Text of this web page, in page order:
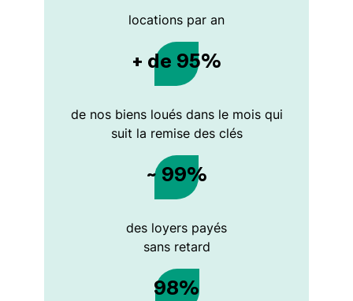
locations par an
+ de 95%
de nos biens loués dans le mois qui
suit la remise des clés
~ 99%
des loyers payés
sans retard
98%